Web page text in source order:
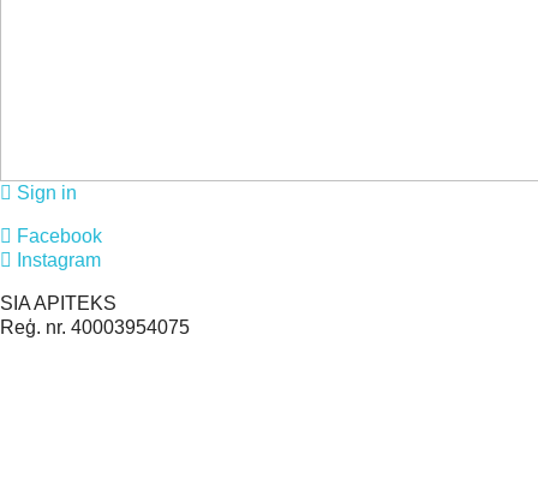
Sign in
Facebook
Instagram
SIA APITEKS
Reģ. nr. 40003954075